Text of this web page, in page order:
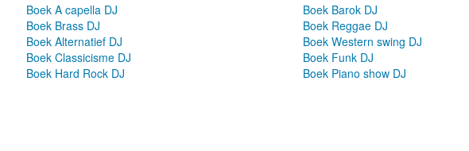
Boek A capella DJ
Boek Brass DJ
Boek Alternatief DJ
Boek Classicisme DJ
Boek Hard Rock DJ
Boek Barok DJ
Boek Reggae DJ
Boek Western swing DJ
Boek Funk DJ
Boek Piano show DJ